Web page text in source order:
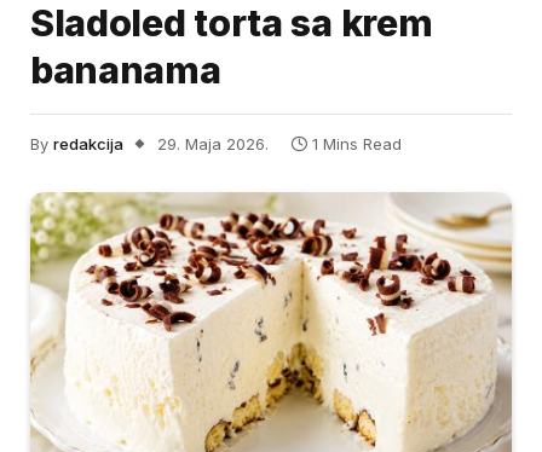
Sladoled torta sa krem
bananama
By redakcija 29. Maja 2026. 1 Mins Read